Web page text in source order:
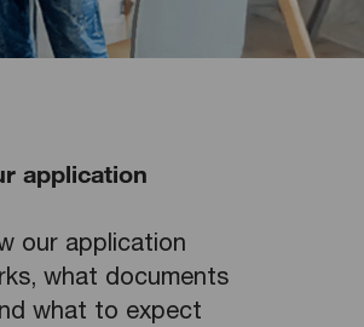
application
our application
what documents
what to expect